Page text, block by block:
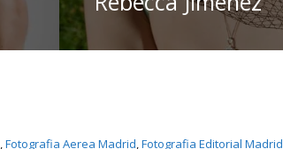
, Fotografia Aerea Madrid, Fotografia Editorial Madrid